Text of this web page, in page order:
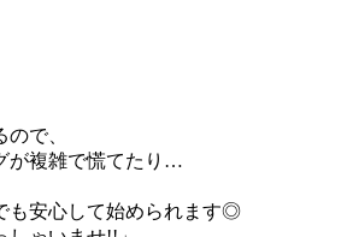
で、
が複雑で慌てたり…
も安心して始められます◎